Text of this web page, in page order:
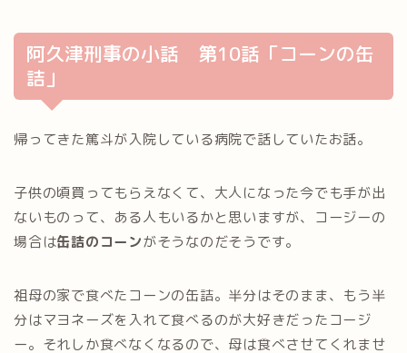
阿久津刑事の小話 第10話「コーンの缶
詰」
帰ってきた篤斗が入院している病院で話していたお話。
子供の頃買ってもらえなくて、大人になった今でも手が出
ないものって、ある人もいるかと思いますが、コージーの
場合は缶詰のコーンがそうなのだそうです。
祖母の家で食べたコーンの缶詰。半分はそのまま、もう半
分はマヨネーズを入れて食べるのが大好きだったコージ
ー。それしか食べなくなるので、母は食べさせてくれませ